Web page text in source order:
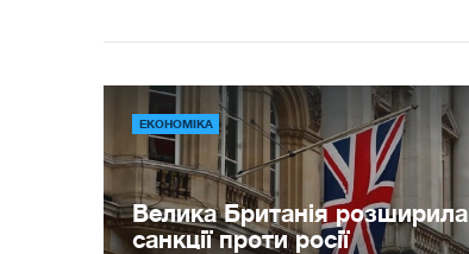
ЕКОНОМІКА
Велика Британія розширила
санкції проти росії